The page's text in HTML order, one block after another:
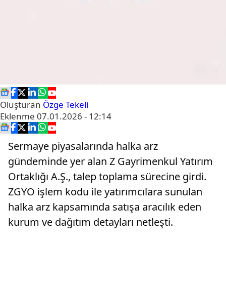
Oluşturan Özge Tekeli
Eklenme 07.01.2026 - 12:14
Sermaye piyasalarında halka arz
gündeminde yer alan Z Gayrimenkul Yatırım
Ortaklığı A.Ş., talep toplama sürecine girdi.
ZGYO işlem kodu ile yatırımcılara sunulan
halka arz kapsamında satışa aracılık eden
kurum ve dağıtım detayları netleşti.